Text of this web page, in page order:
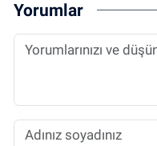
Yorumlar